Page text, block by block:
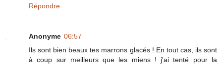
Répondre
Anonyme 06:57
Ils sont bien beaux tes marrons glacés ! En tout cas, ils sont
à coup sur meilleurs que les miens ! j'ai tenté pour la